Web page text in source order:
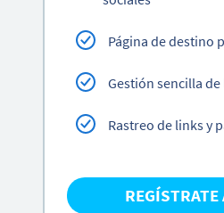
Página de destino
Gestión sencilla
Rastreo de links y
REGÍSTRATE